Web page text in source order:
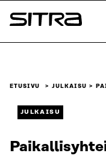
Siirry
suoraan
Sitra
ETUSIVU JULKAISU
JULKAISU